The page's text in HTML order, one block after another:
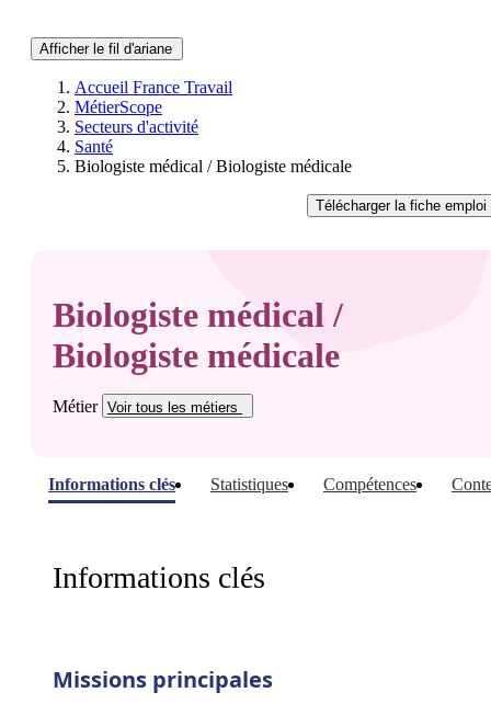
Afficher le fil d'ariane
Accueil France Travail
MétierScope
Secteurs d'activité
Santé
Biologiste médical / Biologiste médicale
Télécharger la fiche emploi
Biologiste médical /
Biologiste médicale
Métier Voir tous les métiers
Informations clés Statistiques Compétences
Informations clés
Missions principales